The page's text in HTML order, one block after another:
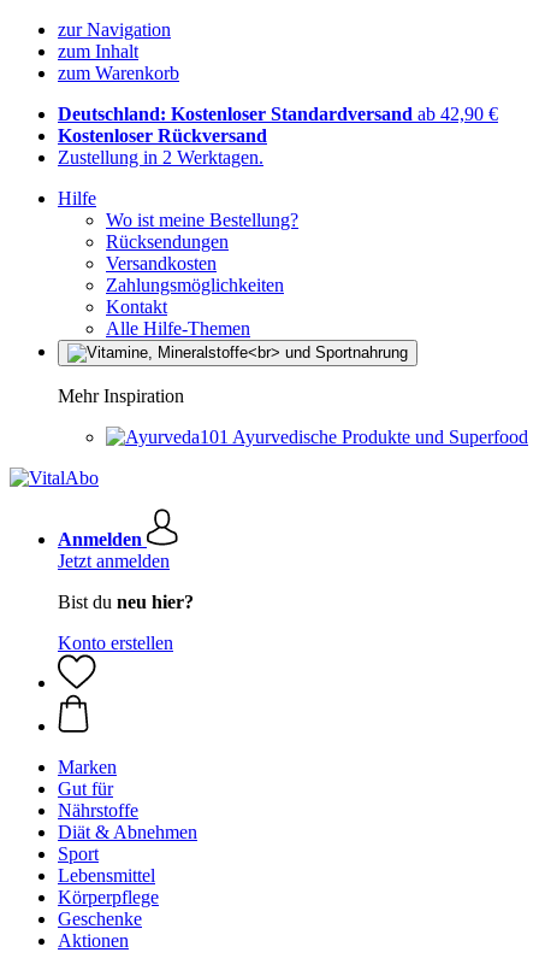
zur Navigation
zum Inhalt
zum Warenkorb
Deutschland: Kostenloser Standardversand ab 42,90 €
Kostenloser Rückversand
Zustellung in 2 Werktagen.
Hilfe
Wo ist meine Bestellung?
Rücksendungen
Versandkosten
Zahlungsmöglichkeiten
Kontakt
Alle Hilfe-Themen
Mehr Inspiration
Ayurvedische Produkte und Superfood
Anmelden
Jetzt anmelden
Bist du neu hier?
Konto erstellen
Marken
Gut für
Nährstoffe
Diät & Abnehmen
Sport
Lebensmittel
Körperpflege
Geschenke
Aktionen